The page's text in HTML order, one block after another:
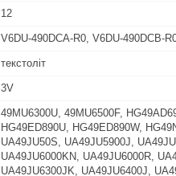
12
V6DU-490DCA-R0, V6DU-490DCB-
текстоліт
3V
49MU6300U, 49MU6500F,
HG49ED890U, HG49ED890W,
UA49JU50S, UA49JU5900J,
UA49JU6000KN, UA49JU6000R,
UA49JU6300JK, UA49JU6400J,